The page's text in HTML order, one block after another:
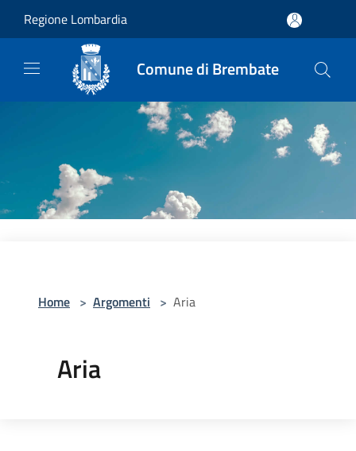
Regione Lombardia
Comune di Brembate
Home > Argomenti > Aria
Aria